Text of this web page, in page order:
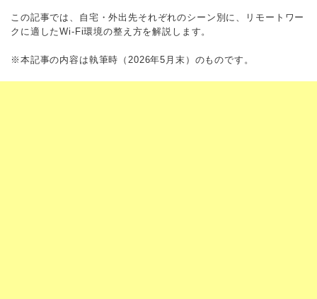
この記事では、自宅・外出先それぞれのシーン別に、リモートワー
クに適したWi-Fi環境の整え方を解説します。
※本記事の内容は執筆時（2026年5月末）のものです。